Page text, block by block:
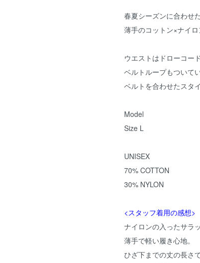
春夏シーズンに合わせた
薄手のコットン×ナイロ
ウエストはドローコー
ベルトループもついて
ベルトを合わせたスタ
Model
Size L
UNISEX
70% COTTON
30% NYLON
<スタッフ着用の感想>
ナイロンの入ったサラ
薄手で軽い履き心地。
ひざ下までの丈の長さ